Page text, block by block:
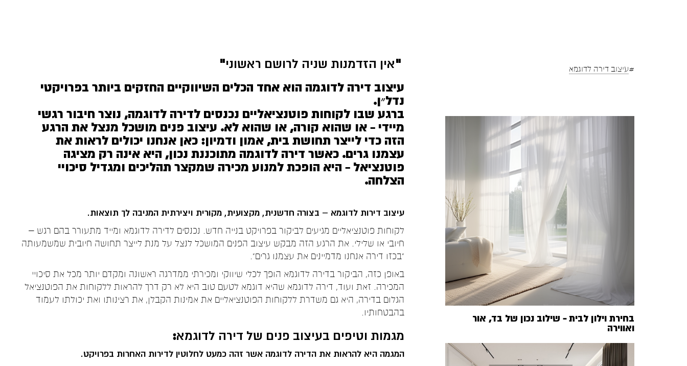
#עיצוב דירה לדוגמא
בחירת וילון לבית – שילוב נכון של בד, אור
ואווירה
"אין הזדמנות שניה לרושם ראשוני"
עיצוב דירה לדוגמה הוא אחד הכלים השיווקיים החזקים ביותר בפרויקטי
נדל״ן.
ברגע שבו לקוחות פוטנציאליים נכנסים לדירה לדוגמה, נוצר חיבור רגשי
מיידי – או שהוא קורה, או שהוא לא. עיצוב פנים מושכל מנצל את הרגע
הזה כדי לייצר תחושת בית, אמון ודמיון: כאן אנחנו יכולים לראות את
עצמנו גרים. כאשר דירה לדוגמה מתוכננת נכון, היא אינה רק מציגה
פוטנציאל – היא הופכת למנוע מכירה שמקצר תהליכים ומגדיל סיכויי
הצלחה.
עיצוב דירות לדוגמא – בצורה חדשנית, מקצועית, מקורית ויצירתית המניבה לך תוצאות.
לקוחות פוטנציאליים מגיעים לביקור בפרויקט בנייה חדש. נכנסים לדירה לדוגמא ומייד מתעורר בהם רגש –
חיובי או שלילי. את הרגע הזה מבקש עיצוב הפנים המושכל לנצל על מנת לייצר תחושה חיובית שמשמעותה
"בכזו דירה אנחנו מדמיינים את עצמנו גרים".
באופן כזה, הביקור בדירה לדוגמא הופך לכלי שיווקי ומכירתי ממדרגה ראשונה ומקדם יותר מכל את סיכויי
המכירה. זאת ועוד, דירה לדוגמא שהיא דוגמא לטעם טוב היא לא רק דרך להראות ללקוחות את הפוטנציאל
הגלום בדירה, היא גם משדרת ללקוחות הפוטנציאליים את אמינות הקבלן, את רצינותו ואת יכולתו לעמוד
בהבטחותיו.
מגמות וטיפים בעיצוב פנים של דירה לדוגמא:
המגמה היא להראות את הדירה לדוגמה אשר זהה כמעט לחלוטין לדירות האחרות בפרויקט.